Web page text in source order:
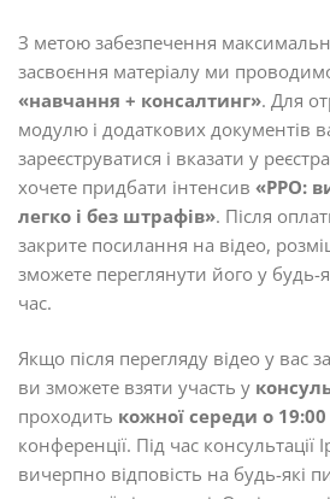
З метою забезпечення
засвоєння матеріалу ми
«навчання + консалтинг». Для
модулю і додаткових документів
зареєструватися і вказати у
хочете придбати інтенсив «РРО:
легко і без штрафів». Після
закрите посилання на відео,
зможете переглянути його у
час.
Якщо після перегляду відео у вас
ви зможете взяти участь у
проходить кожної середи о 19:00
конференції. Під час консультації
вичерпно відповість на будь-які